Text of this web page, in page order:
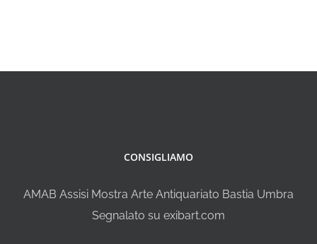
CONSIGLIAMO
AMAB Assisi Mostra Arte Antiquariato Bastia Umbra
Segnalato su exibart.com